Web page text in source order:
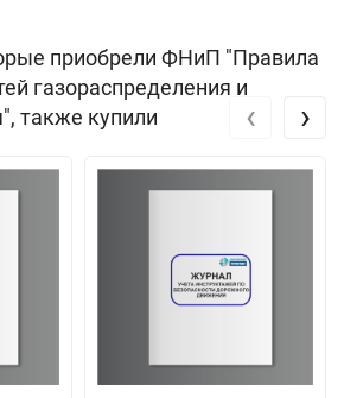
приобрели ФНиП "Правила
газораспределения и
также купили
‹ ›